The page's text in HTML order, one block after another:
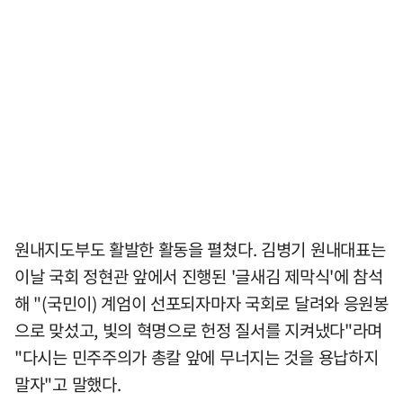
원내지도부도 활발한 활동을 펼쳤다. 김병기 원내대표는
이날 국회 정현관 앞에서 진행된 '글새김 제막식'에 참석
해 "(국민이) 계엄이 선포되자마자 국회로 달려와 응원봉
으로 맞섰고, 빛의 혁명으로 헌정 질서를 지켜냈다"라며
"다시는 민주주의가 총칼 앞에 무너지는 것을 용납하지
말자"고 말했다.